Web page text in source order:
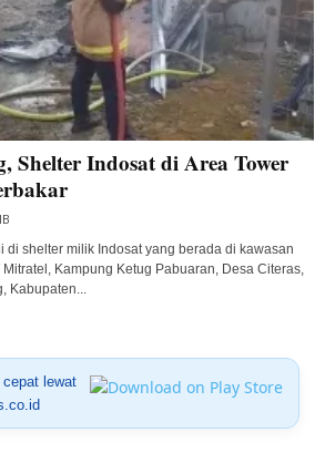
Shelter Indosat di Area Tower
di shelter milik Indosat yang berada di kawasan
Kampung Ketug Pabuaran, Desa Citeras,
Kabupaten...
lewat